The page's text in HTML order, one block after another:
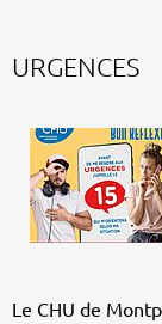
URGENCES
Le CHU de